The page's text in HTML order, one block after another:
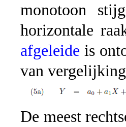
monotoon
horizontale
afgeleide is
van
De meest